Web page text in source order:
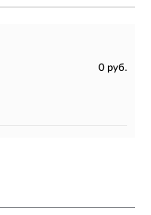
0 руб.